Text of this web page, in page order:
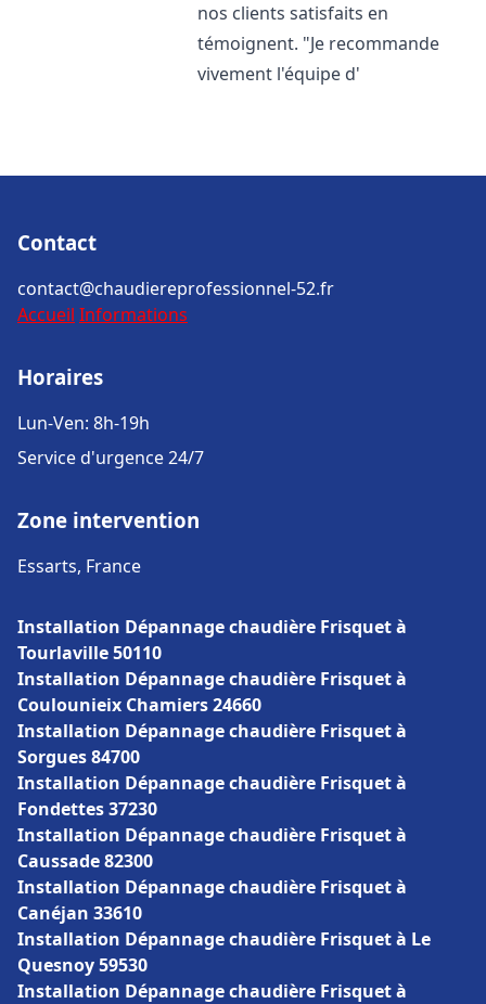
nos clients satisfaits en
témoignent. "Je recommande
vivement l'équipe d'
Contact
contact@chaudiereprofessionnel-52.fr
Accueil Informations
Horaires
Lun-Ven: 8h-19h
Service d'urgence 24/7
Zone intervention
Essarts, France
Installation Dépannage chaudière Frisquet à
Tourlaville 50110
Installation Dépannage chaudière Frisquet à
Coulounieix Chamiers 24660
Installation Dépannage chaudière Frisquet à
Sorgues 84700
Installation Dépannage chaudière Frisquet à
Fondettes 37230
Installation Dépannage chaudière Frisquet à
Caussade 82300
Installation Dépannage chaudière Frisquet à
Canéjan 33610
Installation Dépannage chaudière Frisquet à Le
Quesnoy 59530
Installation Dépannage chaudière Frisquet à